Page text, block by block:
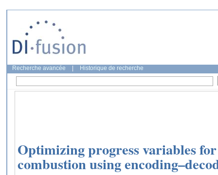
Recherche avancée Historique de recherche
Optimizing progress variables
combustion using